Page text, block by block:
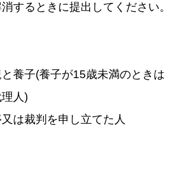
するときに提出してください。
養子(養子が15歳未満のときは
人)
は裁判を申し立てた人